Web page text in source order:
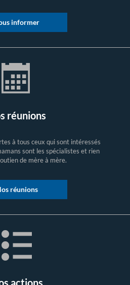
informer
réunions
à tous ceux qui sont intéressés
sont les spécialistes et rien
de mère à mère.
réunions
actions